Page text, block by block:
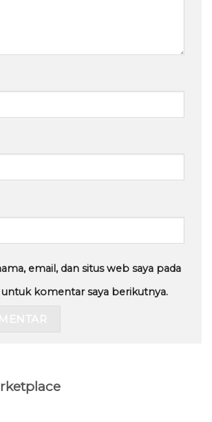
email, dan situs web saya pada
komentar saya berikutnya.